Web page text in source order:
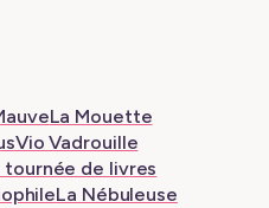
La Mouette
Vio Vadrouille
tournée de livres
La Nébuleuse